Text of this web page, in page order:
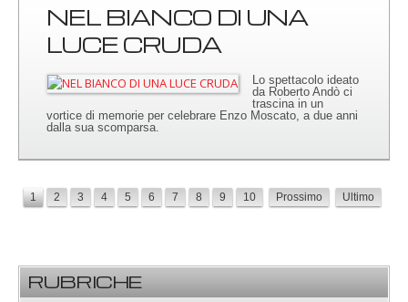
NEL BIANCO DI UNA
LUCE CRUDA
Lo spettacolo ideato
da Roberto Andò ci
trascina in un
vortice di memorie per celebrare Enzo Moscato, a due anni
dalla sua scomparsa.
1 2 3 4 5 6 7 8 9 10 Prossimo Ultimo
RUBRICHE